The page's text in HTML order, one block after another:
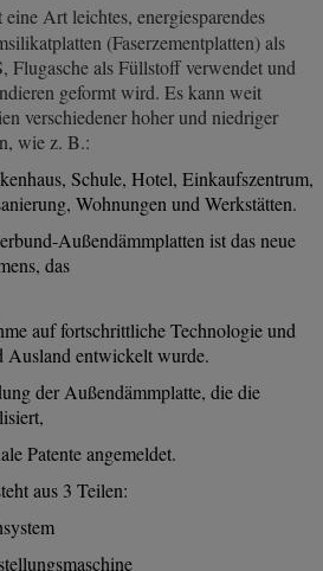
eine Art leichtes, energiesparendes
(Faserzementplatten) als
Flugasche als Füllstoff verwendet und
geformt wird. Es kann weit
verschiedener hoher und niedriger
wie z. B.:
Schule, Hotel, Einkaufszentrum,
Wohnungen und Werkstätten.
Außendämmplatten ist das neue
das
auf fortschrittliche Technologie und
Ausland entwickelt wurde.
der Außendämmplatte, die die
Patente angemeldet.
aus 3 Teilen: